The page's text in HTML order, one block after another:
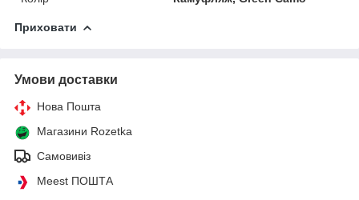
Приховати
Умови доставки
Нова Пошта
Магазини Rozetka
Самовивіз
Meest ПОШТА